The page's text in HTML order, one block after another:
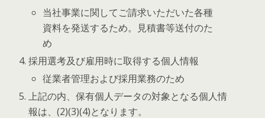
当社事業に関してご請求いただいた各種
資料を発送するため。見積書等送付のた
め
採用選考及び雇用時に取得する個人情報
従業者管理および採用業務のため
上記の内、保有個人データの対象となる個人情
報は、(2)(3)(4)となります。